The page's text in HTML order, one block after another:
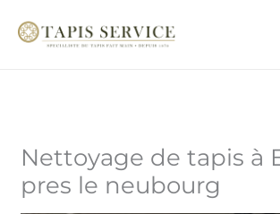
Nettoyage de tapis à
pres le neubourg